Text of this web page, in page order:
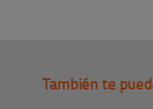
También te